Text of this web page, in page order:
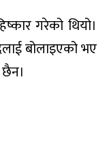
गरेको थियो।
बोलाइएको भए